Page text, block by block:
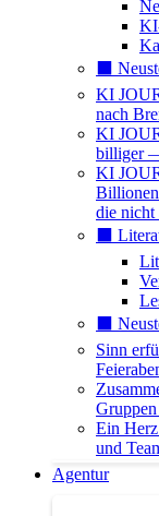
⬛️
KI
nach
KI
billiger
KI
die nicht
⬛️
⬛️
Sinn
Ein
und
Agentur